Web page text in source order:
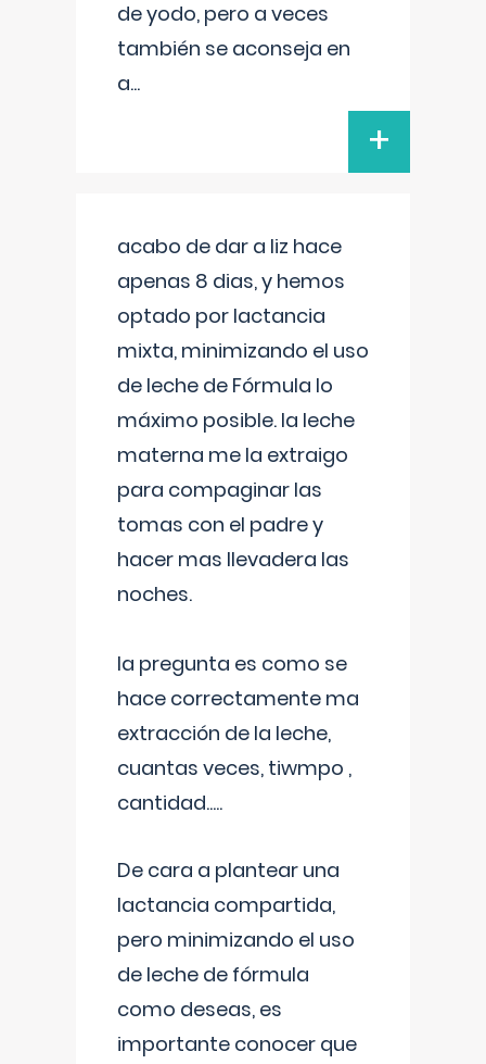
de yodo, pero a veces
también se aconseja en
a...
+
acabo de dar a liz hace
apenas 8 dias, y hemos
optado por lactancia
mixta, minimizando el uso
de leche de Fórmula lo
máximo posible. la leche
materna me la extraigo
para compaginar las
tomas con el padre y
hacer mas llevadera las
noches.
la pregunta es como se
hace correctamente ma
extracción de la leche,
cuantas veces, tiwmpo ,
cantidad.....
De cara a plantear una
lactancia compartida,
pero minimizando el uso
de leche de fórmula
como deseas, es
importante conocer que